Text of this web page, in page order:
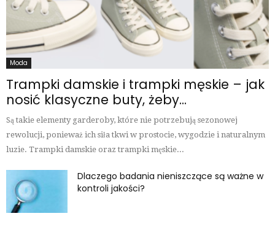
Moda
Trampki damskie i trampki męskie – jak
nosić klasyczne buty, żeby...
Są takie elementy garderoby, które nie potrzebują sezonowej
rewolucji, ponieważ ich siła tkwi w prostocie, wygodzie i naturalnym
luzie. Trampki damskie oraz trampki męskie...
Dlaczego badania nieniszczące są ważne w
kontroli jakości?